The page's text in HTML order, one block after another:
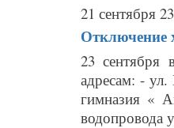
21 сентября
Отключение
23
адресам: -
гимназия «